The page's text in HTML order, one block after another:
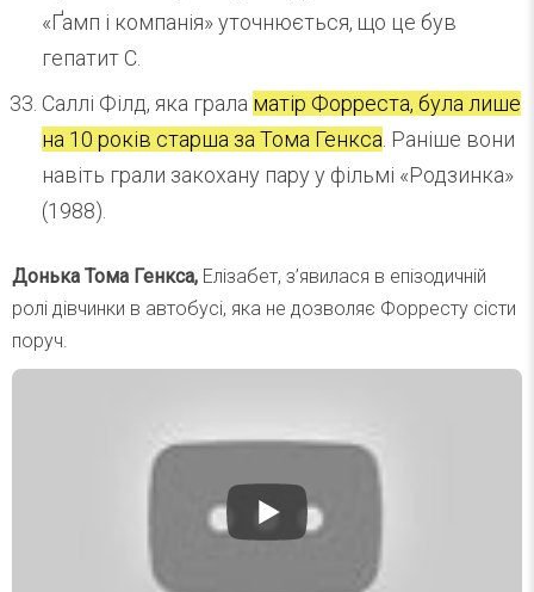
«Ґамп і компанія» уточнюється, що це був
гепатит С.
Саллі Філд, яка грала матір Форреста, була лише
на 10 років старша за Тома Генкса . Раніше вони
навіть грали закохану пару у фільмі «Родзинка»
(1988).
Донька Тома Генкса, Елізабет, з’явилася в епізодичній
ролі дівчинки в автобусі, яка не дозволяє Форресту сісти
поруч.